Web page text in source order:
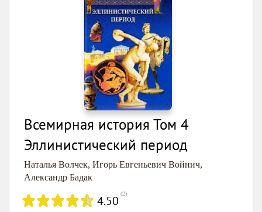
Всемирная история Том 4
Эллинистический период
Наталья Волчек, Игорь Евгеньевич Войнич,
Александр Бадак
4.50 (2)